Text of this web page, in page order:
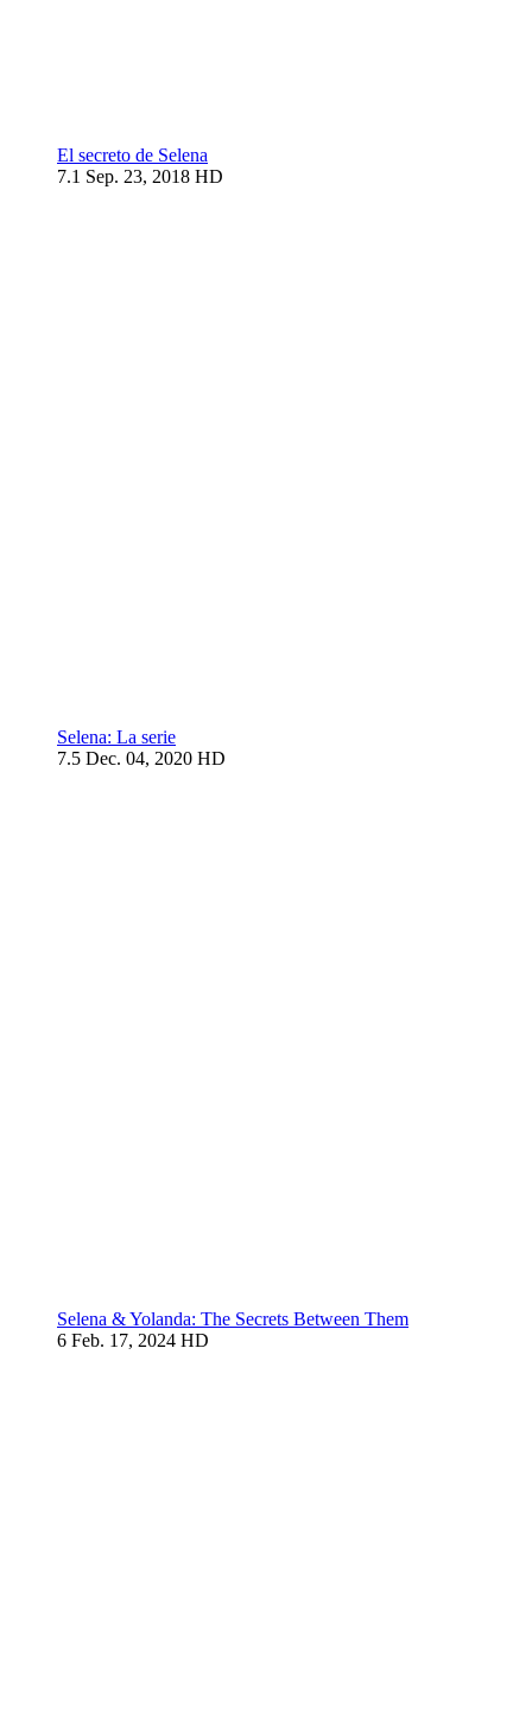
El secreto de Selena
7.1 Sep. 23, 2018 HD
Selena: La serie
7.5 Dec. 04, 2020 HD
Selena & Yolanda: The Secrets Between Them
6 Feb. 17, 2024 HD